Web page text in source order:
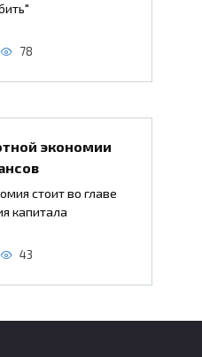
78
экономии
стоит во главе
капитала
43